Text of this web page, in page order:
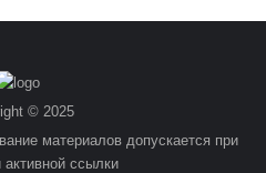
© 2025
материалов допускается при
ссылки